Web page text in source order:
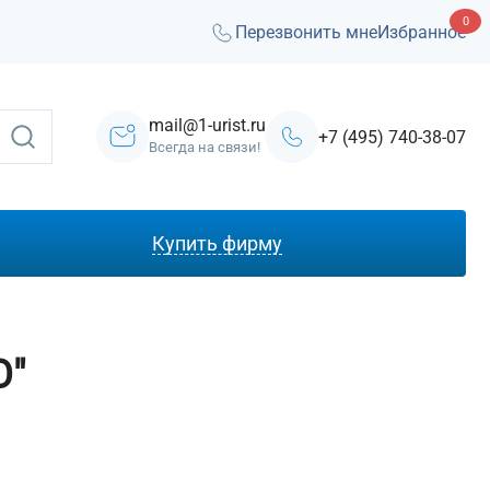
Перезвонить мнеИзбранное
0
mail@1-urist.ru
Всегда на связи! +7 (495) 740-38-07
Купить фирму